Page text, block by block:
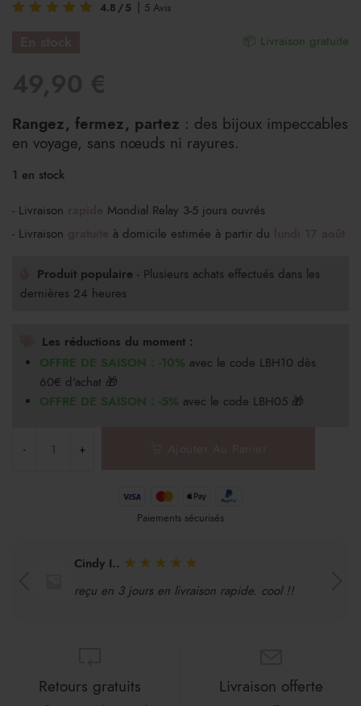
4.8 /5 5 Avis
📦 Livraison gratuite
Rangez, fermez, partez : des bijoux impeccables
en voyage, sans nœuds ni rayures.
1 en stock
- Livraison
Mondial Relay 3-5 jours ouvrés
- Livraison
à domicile estimée à partir du
Produit populaire - Plusieurs achats effectués dans les
dernières 24 heures
Les réductions du moment :
OFFRE DE SAISON : -10% avec le code LBH10 dès
60€ d'achat 🎁
OFFRE DE SAISON : -5% avec le code LBH05 🎁
Paiements sécurisés
Cindy I.. ★ ★ ★ ★ ★
reçu en 3 jours en livraison rapide. cool !!
Retours gratuits Livraison offerte